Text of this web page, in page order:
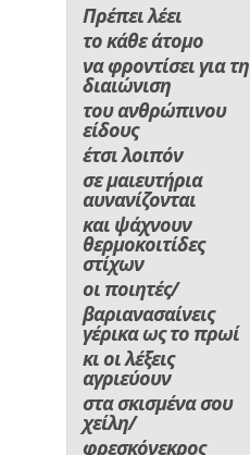
Πρέπει λέει
το κάθε άτομο
να φροντίσει για τη
διαιώνιση
του ανθρώπινου
είδους
έτσι λοιπόν
σε μαιευτήρια
αυνανίζονται
και ψάχνουν
θερμοκοιτίδες
στίχων
οι ποιητές/
βαριανασαίνεις
γέρικα ως το πρωί
κι οι λέξεις
αγριεύουν
στα σκισμένα σου
χείλη/
φρεσκόνεκρος